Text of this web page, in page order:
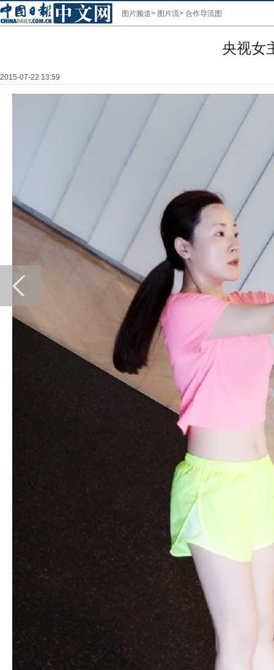
图片频道> 图片流> 合作导流图
央视女
2015-07-22 13:59